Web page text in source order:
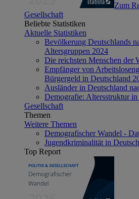
Zum
Gesellschaft
Beliebte Statistiken
Aktuelle Statistiken
Bevölkerung Deutschlands
Altersgruppen 2024
Die reichsten Menschen der
Empfänger von
Bürgergeld in Deutschland
Ausländer in Deutschland
Demografie: Altersstruktur
Gesellschaft
Themen
Weitere Themen
Demografischer Wandel -
Jugendkriminalität in
Top Report